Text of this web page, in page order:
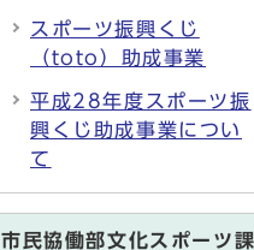
スポーツ振興くじ
（toto）助成事業
平成28年度スポーツ振
興くじ助成事業につい
て
市民協働部文化スポーツ課